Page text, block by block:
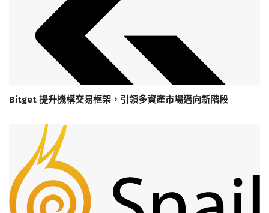
Bitget 提升機構交易框架，引領多資產市場邁向新階段